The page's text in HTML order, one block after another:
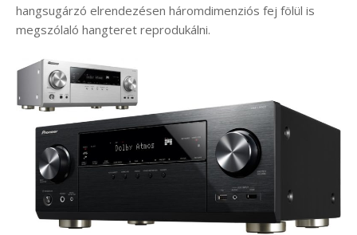
hangsugárzó elrendezésen háromdimenziós fej fölül is
megszólaló hangteret reprodukálni.